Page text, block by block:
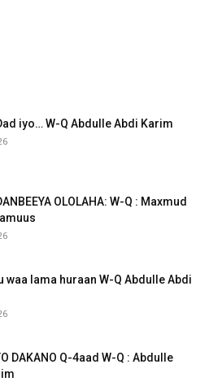
iyo… W-Q Abdulle Abdi Karim
OLOLAHA: W-Q : Maxmud
waa lama huraan W-Q Abdulle Abdi
DAKANO Q-4aad W-Q : Abdulle